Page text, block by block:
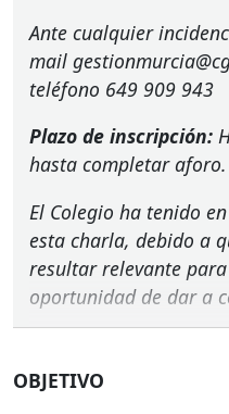
Ante cualquier
mail
teléfono 649 909 943
Plazo de inscripción:
hasta completar aforo.
El Colegio ha tenido
esta charla, debido a
resultar relevante
oportunidad de dar a
OBJETIVO